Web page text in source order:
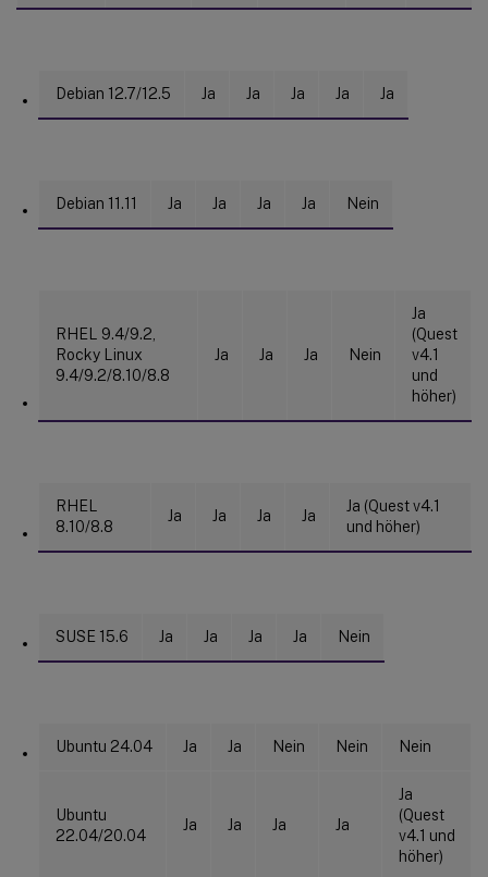
Debian 12.7/12.5 Ja Ja Ja Ja Ja
Debian 11.11 Ja Ja Ja Ja Nein
RHEL 9.4/9.2,
Rocky Linux
9.4/9.2/8.10/8.8
Ja Ja Ja Nein
Ja
(Quest
v4.1
und
höher)
RHEL
8.10/8.8
Ja Ja Ja Ja
Ja (Quest v4.1
und höher)
SUSE 15.6 Ja Ja Ja Ja Nein
Ubuntu 24.04 Ja Ja Nein Nein Nein
Ubuntu
22.04/20.04
Ja Ja Ja Ja
Ja
(Quest
v4.1 und
höher)